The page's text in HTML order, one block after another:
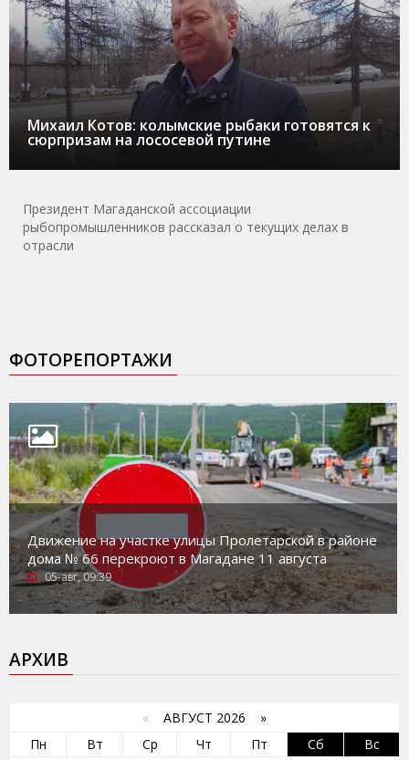
Михаил Котов: колымские рыбаки готовятся к
сюрпризам на лососевой путине
Президент Магаданской ассоциации
рыбопромышленников рассказал о текущих делах в
отрасли
ФОТОРЕПОРТАЖИ
Движение на участке улицы Пролетарской в районе
дома № 66 перекроют в Магадане 11 августа
05-авг, 09:39
АРХИВ
« АВГУСТ 2026 »
Пн
Вт Ср Чт Пт Сб
Вс